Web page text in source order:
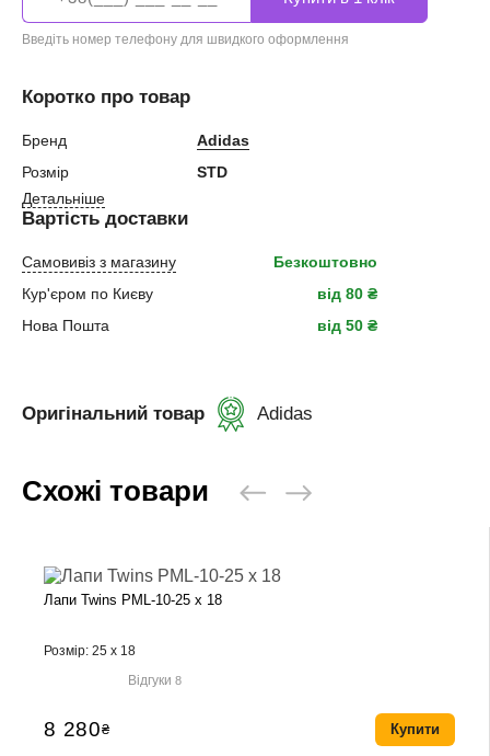
Введіть номер телефону для швидкого оформлення
Коротко про товар
Бренд
Adidas
Розмір
STD
Детальніше
Вартість доставки
Самовивіз з магазину
Безкоштовно
Кур'єром по Києву
від 80 ₴
Нова Пошта
від 50 ₴
Оригінальний товар Adidas
Схожі товари
Лапи Twins PML-10-25 x 18
Розмір: 25 x 18
Відгуки8
8 280₴ Купити